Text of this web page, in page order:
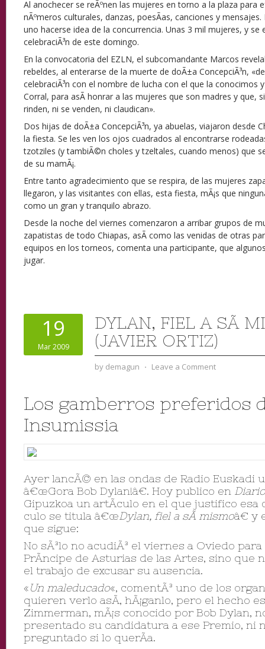
Al anochecer se reÃºnen las mujeres en torno a la plaza para
nÃºmeros culturales, danzas, poesÃ­as, canciones y
uno hacerse idea de la concurrencia. Unas 3 mil mujeres, y se
celebraciÃ³n de este domingo.
En la convocatoria del EZLN, el subcomandante Marcos
rebeldes, al enterarse de la muerte de doÃ±a ConcepciÃ³n,
celebraciÃ³n con el nombre de lucha con el que la conocimos
Corral, para asÃ­ honrar a las mujeres que son madres y que,
rinden, ni se venden, ni claudican».
Dos hijas de doÃ±a ConcepciÃ³n, ya abuelas, viajaron desde
la fiesta. Se les ven los ojos cuadrados al encontrarse
tzotziles (y tambiÃ©n choles y tzeltales, cuando menos) que
de su mamÃ¡.
Entre tanto agradecimiento que se respira, de las mujeres
llegaron, y las visitantes con ellas, esta fiesta, mÃ¡s que
como un gran y tranquilo abrazo.
Desde la noche del viernes comenzaron a arribar grupos de
zapatistas de todo Chiapas, asÃ­ como las venidas de otras
equipos en los torneos, comenta una participante, que
jugar.
19
Mar 2009
DYLAN, FIEL A SÃ­
(JAVIER ORTIZ)
by demagun ⋅ Leave a Comment
Los gamberros preferidos
Insumissia
Ayer lancÃ© en las ondas de Radio Euskadi
â€œGora Bob Dylan!â€. Hoy publico en
Gipuzkoa un artÃ­culo en el que justifico
culo se titula â€œDylan, fiel a sÃ­ mismoâ€
que sigue:
No sÃ³lo no acudiÃ³ el viernes a Oviedo
PrÃ­ncipe de Asturias de las Artes, sino que
el trabajo de excusar su ausencia.
«Un maleducado«, comentÃ³ uno de los
quieren verlo asÃ­, hÃ¡ganlo, pero el hecho
Zimmerman, mÃ¡s conocido por Bob Dylan,
presentado su candidatura a ese Premio, ni
preguntado si lo querÃ­a.